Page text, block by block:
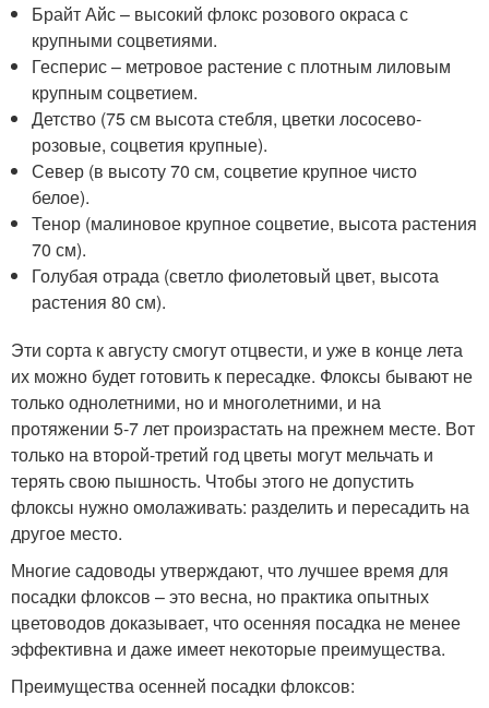
Брайт Айс – высокий флокс розового окраса с
крупными соцветиями.
Гесперис – метровое растение с плотным лиловым
крупным соцветием.
Детство (75 см высота стебля, цветки лососево-
розовые, соцветия крупные).
Север (в высоту 70 см, соцветие крупное чисто
белое).
Тенор (малиновое крупное соцветие, высота растения
70 см).
Голубая отрада (светло фиолетовый цвет, высота
растения 80 см).
Эти сорта к августу смогут отцвести, и уже в конце лета
их можно будет готовить к пересадке. Флоксы бывают не
только однолетними, но и многолетними, и на
протяжении 5-7 лет произрастать на прежнем месте. Вот
только на второй-третий год цветы могут мельчать и
терять свою пышность. Чтобы этого не допустить
флоксы нужно омолаживать: разделить и пересадить на
другое место.
Многие садоводы утверждают, что лучшее время для
посадки флоксов – это весна, но практика опытных
цветоводов доказывает, что осенняя посадка не менее
эффективна и даже имеет некоторые преимущества.
Преимущества осенней посадки флоксов: